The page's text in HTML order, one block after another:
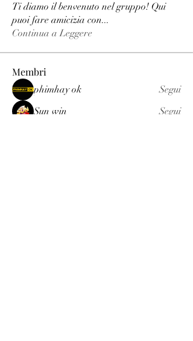
Ti diamo il benvenuto nel gruppo! Qui
puoi fare amicizia con...
Continua a Leggere
Membri
phimhay ok
Segui
Sun win
Segui